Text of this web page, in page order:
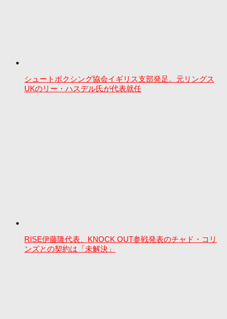
シュートボクシング協会イギリス支部発足。元リングス
UKのリー・ハスデル氏が代表就任
RISE伊藤隆代表、KNOCK OUT参戦発表のチャド・コリ
ンズとの契約は「未解決」